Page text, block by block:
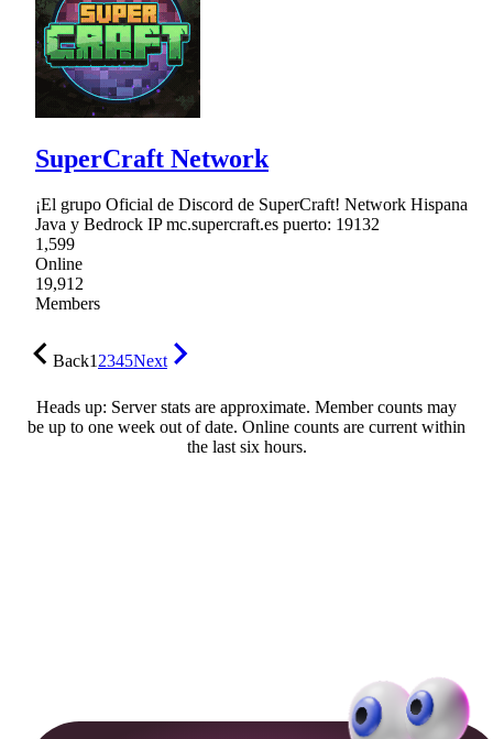
SuperCraft Network
¡El grupo Oficial de Discord de SuperCraft! Network Hispana
Java y Bedrock IP mc.supercraft.es puerto: 19132
1,599
Online
19,912
Members
Back12345Next
Heads up: Server stats are approximate. Member counts may
be up to one week out of date. Online counts are current within
the last six hours.